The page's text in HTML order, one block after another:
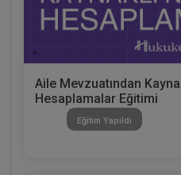
Aile Mevzuatından
Hesaplamalar Eğitimi
Eğitim Yapıldı